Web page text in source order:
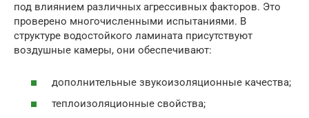
под влиянием различных агрессивных факторов. Это
проверено многочисленными испытаниями. В
структуре водостойкого ламината присутствуют
воздушные камеры, они обеспечивают:
дополнительные звукоизоляционные качества;
теплоизоляционные свойства;